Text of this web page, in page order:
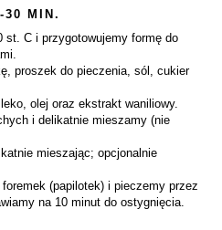
30 MIN.
st. C i przygotowujemy formę do
proszek do pieczenia, sól, cukier
olej oraz ekstrakt waniliowy.
i delikatnie mieszamy (nie
mieszając; opcjonalnie
(papilotek) i pieczemy przez
na 10 minut do ostygnięcia.